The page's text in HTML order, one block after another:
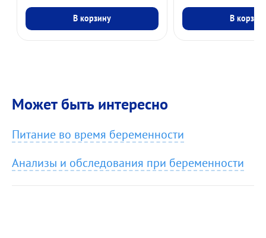
В корзину В
Может быть интересно
Питание во время беременности
Анализы и обследования при беременности